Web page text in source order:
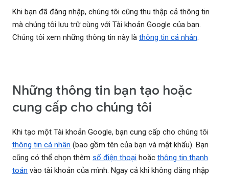
Khi bạn đã đăng nhập, chúng tôi cũng thu thập cả thông tin
mà chúng tôi lưu trữ cùng với Tài khoản Google của bạn.
Chúng tôi xem những thông tin này là thông tin cá nhân.
Những thông tin bạn tạo hoặc
cung cấp cho chúng tôi
Khi tạo một Tài khoản Google, bạn cung cấp cho chúng tôi
thông tin cá nhân (bao gồm tên của bạn và mật khẩu). Bạn
cũng có thể chọn thêm số điện thoại hoặc thông tin thanh
toán vào tài khoản của mình. Ngay cả khi không đăng nhập